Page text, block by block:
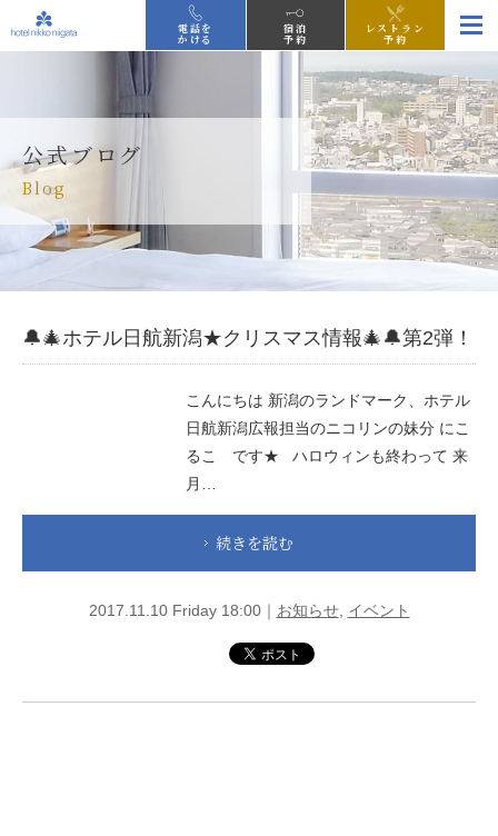
電話を
かける
宿泊
予約
レストラン
予約
公式ブログ
Blog
🔔🎄ホテル日航新潟★クリスマス情報🎄🔔第2弾！
こんにちは 新潟のランドマーク、ホテル
日航新潟広報担当のニコリンの妹分 にこ
るこ です★ ハロウィンも終わって 来
月…
続きを読む
2017.11.10 Friday 18:00｜ お知らせ, イベント